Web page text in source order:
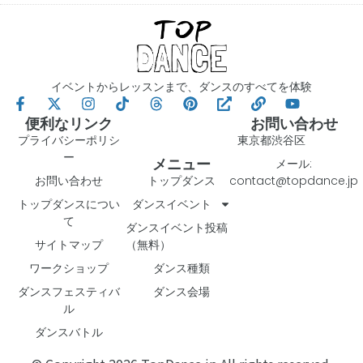
イベントからレッスンまで、ダンスのすべてを体験
便利なリンク
プライバシーポリシ
ー
お問い合わせ
トップダンスについ
て
サイトマップ
ワークショップ
ダンスフェスティバ
ル
ダンスバトル
メニュー
トップダンス
ダンスイベント
ダンスイベント投稿
（無料）
ダンス種類
ダンス会場
お問い合わせ
東京都渋谷区
メール:
contact@topdance.jp